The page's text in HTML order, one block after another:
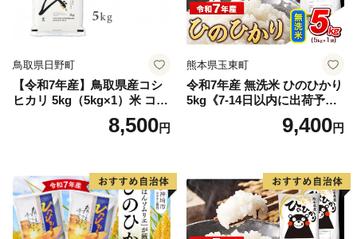
鳥取県日野町
【令和7年産】鳥取県産コシ
ヒカリ 5kg（5kg×1）米 コシ
ヒカリ こしひかり お米 白米
精米 5キロ おこめ こめ コメ
野町産 Elevation
8,500円
熊本県玉東町
令和7年産 無洗米 ひのひかり
5kg《7-14日以内に出荷予定
(土日祝除く)》コメ 米 無洗米
高レビュー｜人気米 熊本県
9,400円